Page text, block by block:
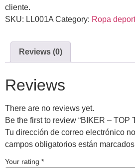
cliente.
SKU: LL001A Category: Ropa
Reviews (0)
Reviews
There are no reviews yet.
Be the first to review “BIKER – TOP
Tu dirección de correo electrónico
campos obligatorios están
Your rating *